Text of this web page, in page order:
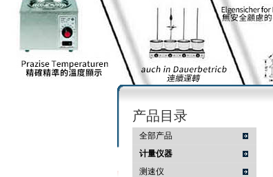
产品目录
全部产品
计量仪器
测速仪